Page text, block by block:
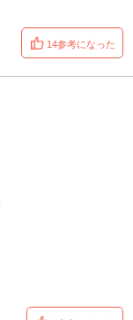
14参考になった